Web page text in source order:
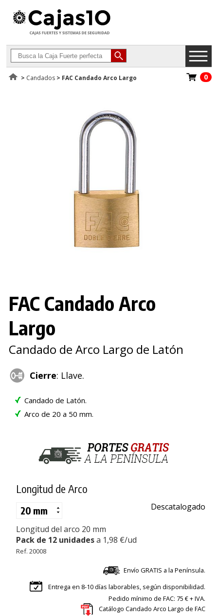
> Candados > FAC Candado Arco Largo 0
FAC Candado Arco
Largo
Candado de Arco Largo de Latón
Cierre: Llave.
Candado de Latón.
Arco de 20 a 50 mm.
Longitud de Arco
Longitud del arco 20 mm
Pack de 12 unidadesa 1,98 €/ud
Ref. 20008
Descatalogado
Envío GRATIS a la Península.
Entrega en 8-10 días laborables, según disponibilidad.
Pedido mínimo de FAC: 75 € + IVA.
Catálogo Candado Arco Largo de FAC